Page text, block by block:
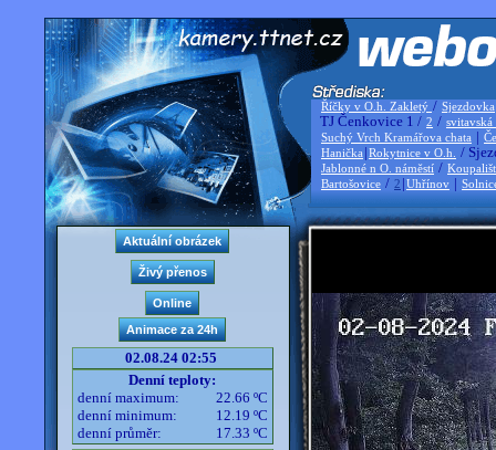
Říčky v O.h. Zakletý / Sjezdovka
TJ Čenkovice 1 / 2 / svitavská
Suchý Vrch Kramářova chata |
Hanička |Rokytnice v O.h. /
Jablonné n O. náměstí /
Bartošovice / 2 |Uhřínov |
02.08.24 02:55
Denní teploty:
denní maximum:
22.66 ºC
denní minimum:
12.19 ºC
denní průměr:
17.33 ºC